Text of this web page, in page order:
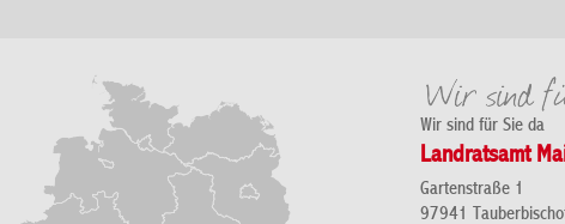
Wir sind für Sie da
Landratsamt
Gartenstraße 1
97941